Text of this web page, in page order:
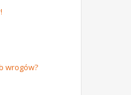
wrogów?